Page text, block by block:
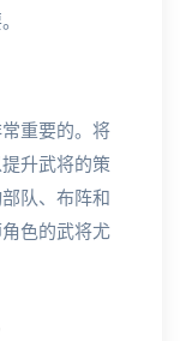
重要的。将
升武将的策
队、布阵和
色的武将尤